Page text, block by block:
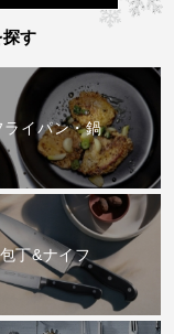
す
ライパン・鍋
包丁&ナイフ